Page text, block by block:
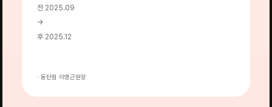
전 2025.09
→
후 2025.12
· 동탄점 이영근원장